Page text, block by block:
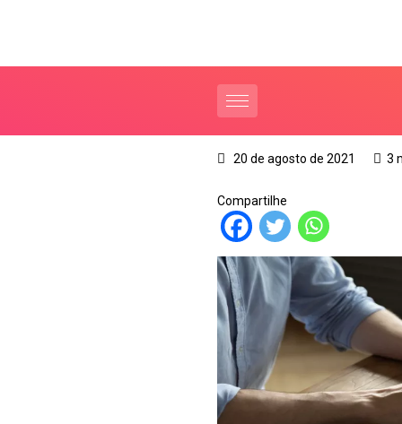
20 de agosto de 2021 3
Compartilhe